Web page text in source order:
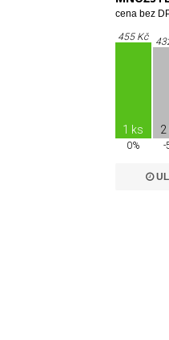
cena bez
455 Kč
1 ks
0%
2
-